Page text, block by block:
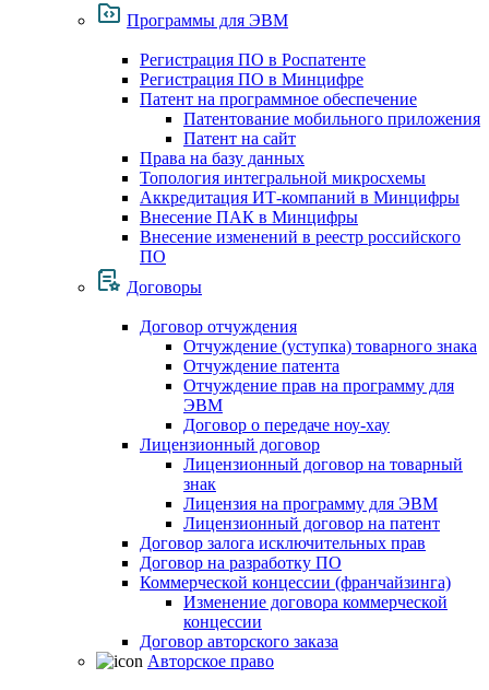
Программы для ЭВМ
Регистрация ПО в Роспатенте
Регистрация ПО в Минцифре
Патент на программное обеспечение
Патентование мобильного приложения
Патент на сайт
Права на базу данных
Топология интегральной микросхемы
Аккредитация ИТ-компаний в Минцифры
Внесение ПАК в Минцифры
Внесение изменений в реестр российского
ПО
Договоры
Договор отчуждения
Отчуждение (уступка) товарного знака
Отчуждение патента
Отчуждение прав на программу для
ЭВМ
Договор о передаче ноу-хау
Лицензионный договор
Лицензионный договор на товарный
знак
Лицензия на программу для ЭВМ
Лицензионный договор на патент
Договор залога исключительных прав
Договор на разработку ПО
Коммерческой концессии (франчайзинга)
Изменение договора коммерческой
концессии
Договор авторского заказа
Авторское право